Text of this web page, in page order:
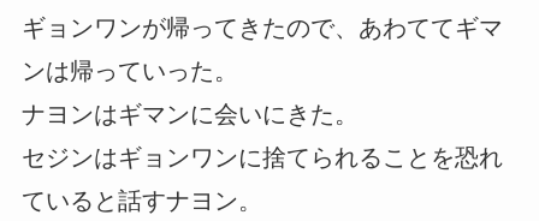
ギョンワンが帰ってきたので、あわててギマ
ンは帰っていった。
ナヨンはギマンに会いにきた。
セジンはギョンワンに捨てられることを恐れ
ていると話すナヨン。